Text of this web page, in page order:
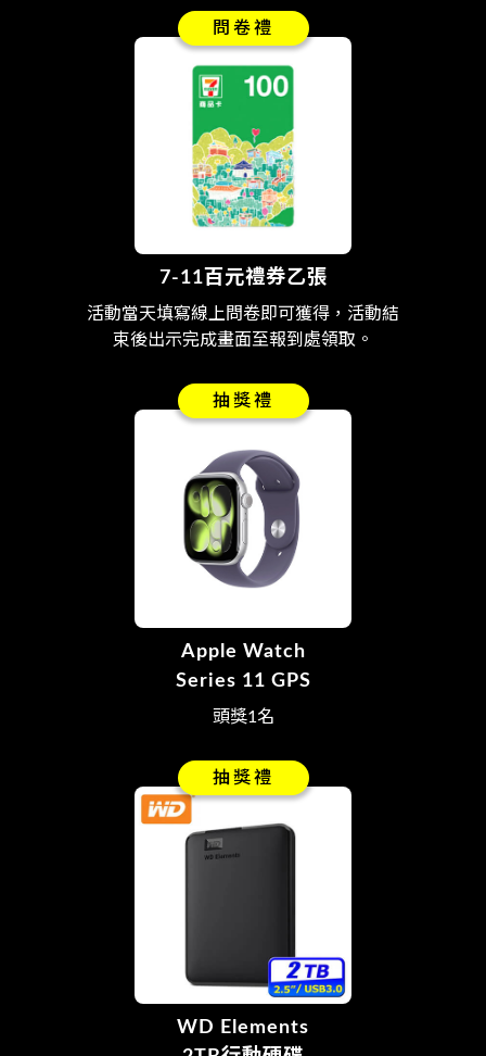
問卷禮
7-11百元禮券乙張
活動當天填寫線上問卷即可獲得，活動結
束後出示完成畫面至報到處領取。
抽獎禮
Apple Watch
Series 11 GPS
頭獎1名
抽獎禮
WD Elements